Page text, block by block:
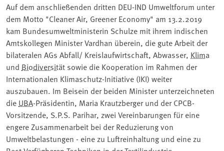
Auf dem anschließenden dritten DEU-IND Umweltforum unter
dem Motto "Cleaner Air, Greener Economy" am 13.2.2019
kam Bundesumweltministerin Schulze mit ihrem indischen
Amtskollegen Minister Vardhan überein, die gute Arbeit der
bilateralen AGs Abfall/ Kreislaufwirtschaft, Abwasser, Klima
und Biodiversität sowie die Kooperation im Rahmen der
Internationalen Klimaschutz-Initiative (IKI) weiter
auszubauen. Im Beisein der beiden Minister unterzeichneten
die UBA-Präsidentin, Maria Krautzberger und der CPCB-
Vorsitzende, S.P.S. Parihar, zwei Vereinbarungen für eine
engere Zusammenarbeit bei der Reduzierung von
Umweltbelastungen - eine zu Luftreinhaltung und eine zu